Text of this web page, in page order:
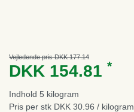
Vejledende pris DKK 177.14
DKK 154.81 *
Indhold 5 kilogram
Pris per stk DKK 30.96 / kilogram